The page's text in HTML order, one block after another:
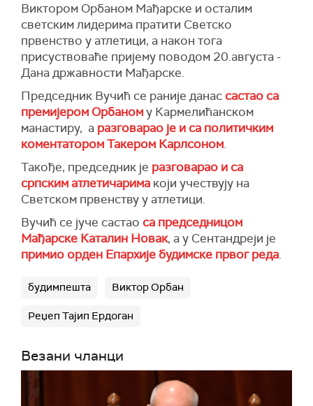
Виктором Орбаном Мађарске и осталим
светским лидерима пратити Светско
првенство у атлетици, а након тога
присуствоваће пријему поводом 20.августа -
Дана државности Мађарске.
Председник Вучић се раније данас састао са
премијером Орбаному Кармелићанском
манастиру, а разговарао је и са политичким
коментатором Такером Карлсоном.
Такође, председник је разговарао и са
српским атлетичарима који учествују на
Светском првенству у атлетици.
Вучић се јуче састао са председницом
Мађарске Каталин Новак, а у Сентандреји је
примио орден Епархије будимске првог реда.
будимпешта Виктор Орбан
Реџеп Тајип Ердоган
Везани чланци